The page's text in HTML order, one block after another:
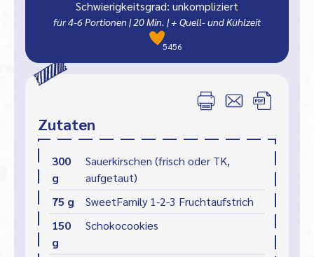
Schwierigkeitsgrad: unkompliziert
für 4-6 Portionen |20 Min. | + Quell- und Kühlzeit
5456
Zutaten
300
g
Sauerkirschen (frisch oder TK,
aufgetaut)
75 g
SweetFamily 1-2-3 Fruchtaufstrich
150
g
Schokocookies